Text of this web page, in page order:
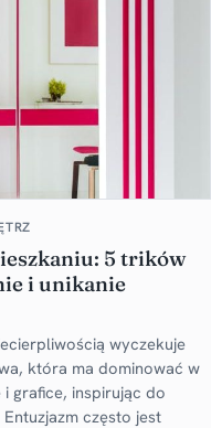
5 trików
i unikanie
wyczekuje
która ma dominować w
grafice, inspirując do
często jest